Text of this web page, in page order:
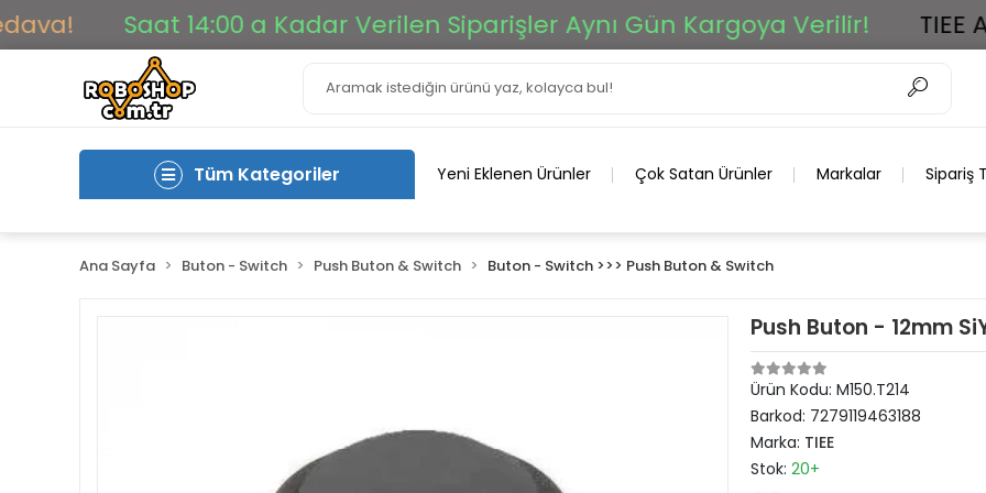
Saat 14:00 a Kadar Verilen Siparişler Aynı Gün Kargoya Verilir! TIEE Ar-
Tüm Kategoriler Yeni Eklenen Ürünler Çok Satan Ürünler Markalar Sipariş
Ana Sayfa Buton - Switch Push Buton & Switch Buton - Switch >>> Push Buton & Switch
Push Buton - 12mm
Ürün Kodu: M150.T214
Barkod: 7279119463188
Marka: TIEE
Stok: 20+